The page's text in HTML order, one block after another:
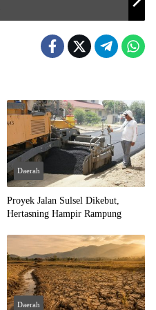
Daerah
Proyek Jalan Sulsel Dikebut,
Hertasning Hampir Rampung
Daerah